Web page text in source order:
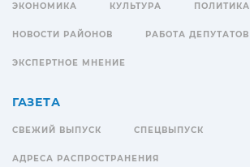
ЭКОНОМИКА КУЛЬТУРА ПОЛИТИКА
НОВОСТИ РАЙОНОВ РАБОТА ДЕПУТАТОВ
ЭКСПЕРТНОЕ МНЕНИЕ
ГАЗЕТА
СВЕЖИЙ ВЫПУСК СПЕЦВЫПУСК
АДРЕСА РАСПРОСТРАНЕНИЯ